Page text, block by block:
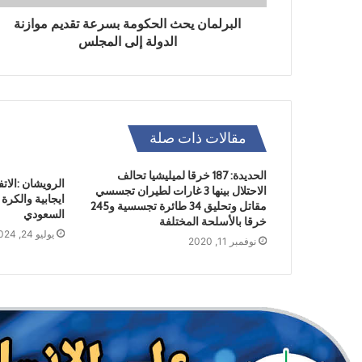
البرلمان يحث الحكومة بسرعة تقديم موازنة
الدولة إلى المجلس
مقالات ذات صلة
الحديدة: 187 خرقا لميليشيا تحالف
الاحتلال بينها 3 غارات لطيران تجسسي
مقاتل وتحليق 34 طائرة تجسسية و245
خرقا بالأسلحة المختلفة
نوفمبر 11, 2020
الرويشان
ايجابية
السعودي
يوليو 24, 2024